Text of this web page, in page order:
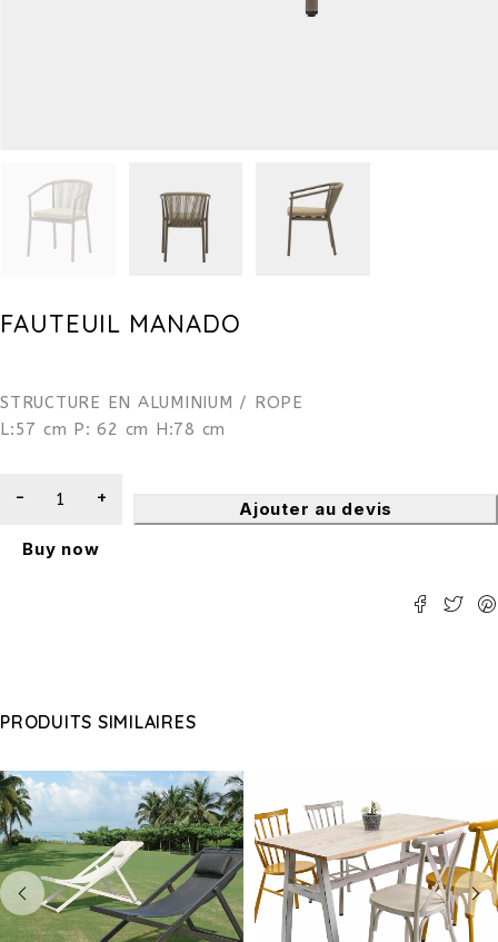
FAUTEUIL MANADO
STRUCTURE EN ALUMINIUM / ROPE
L:57 cm P: 62 cm H:78 cm
Ajouter au devis
Buy now
PRODUITS SIMILAIRES